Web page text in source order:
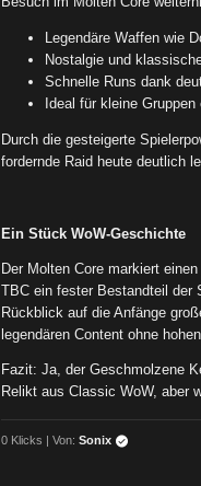
Legendäre Waffen wie
Nostalgie und
Schnelle Runs dank
Ideal für kleine
Durch die gesteigerte
fordernde Raid heute deutlich
Ein Stück WoW-Geschichte
Der Molten Core markiert
TBC ein fester Bestandteil der
Rückblick auf die Anfänge
legendären Content ohne
Fazit: Ja, der Geschmolzene
Relikt aus Classic WoW, aber
0 Klicks | Von:Sonix